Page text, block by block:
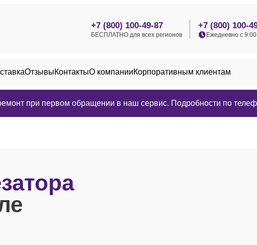
+7 (800) 100-49-87
БЕСПЛАТНО для всех регионов
+7 (800) 100-
Ежедневно с
ОтзывыКонтактыО компанииКорпоративным клиентам
при первом обращении в наш сервис. Подробности по